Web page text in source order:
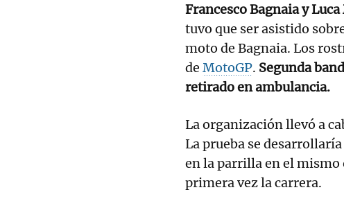
Francesco Bagnaia y
tuvo que ser asistido
moto de Bagnaia. Los
de MotoGP. Segunda
retirado en ambulancia.
La organización llevó a
La prueba se
en la parrilla en el mismo
primera vez la carrera.